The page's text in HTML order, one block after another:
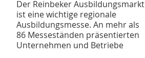
Der Reinbeker Ausbildungsmarkt
ist eine wichtige regionale
Ausbildungs­messe. An mehr als
86 Messeständen präsentierten
Unternehmen und Betriebe